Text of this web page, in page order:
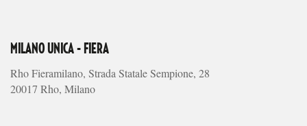
MILANO UNICA - FIERA
Rho Fieramilano, Strada Statale Sempione, 28
20017 Rho, Milano